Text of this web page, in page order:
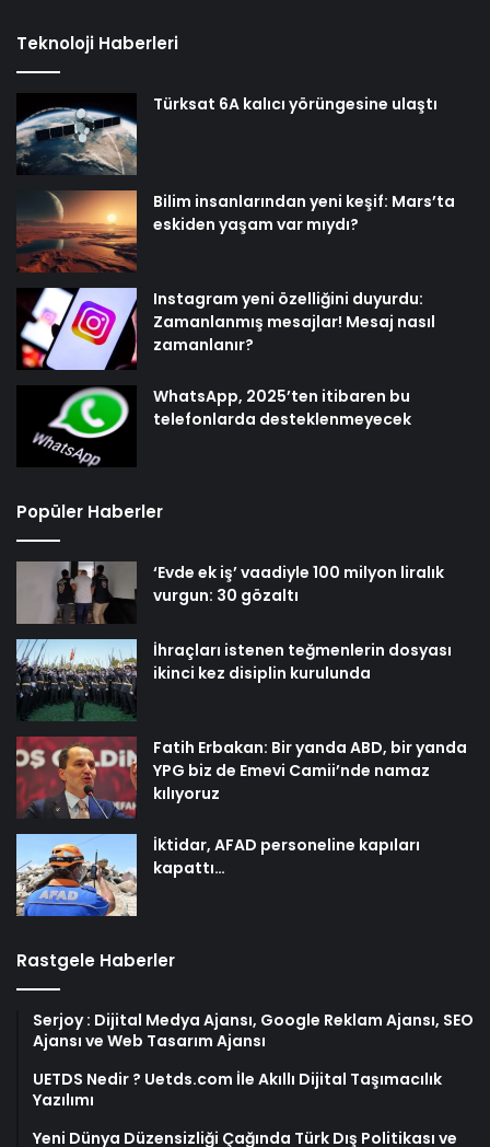
Teknoloji Haberleri
Türksat 6A kalıcı yörüngesine ulaştı
Bilim insanlarından yeni keşif: Mars’ta
eskiden yaşam var mıydı?
Instagram yeni özelliğini duyurdu:
Zamanlanmış mesajlar! Mesaj nasıl
zamanlanır?
WhatsApp, 2025’ten itibaren bu
telefonlarda desteklenmeyecek
Popüler Haberler
‘Evde ek iş’ vaadiyle 100 milyon liralık
vurgun: 30 gözaltı
İhraçları istenen teğmenlerin dosyası
ikinci kez disiplin kurulunda
Fatih Erbakan: Bir yanda ABD, bir yanda
YPG biz de Emevi Camii’nde namaz
kılıyoruz
İktidar, AFAD personeline kapıları
kapattı…
Rastgele Haberler
Serjoy : Dijital Medya Ajansı, Google Reklam Ajansı, SEO
Ajansı ve Web Tasarım Ajansı
UETDS Nedir ? Uetds.com İle Akıllı Dijital Taşımacılık
Yazılımı
Yeni Dünya Düzensizliği Çağında Türk Dış Politikası ve